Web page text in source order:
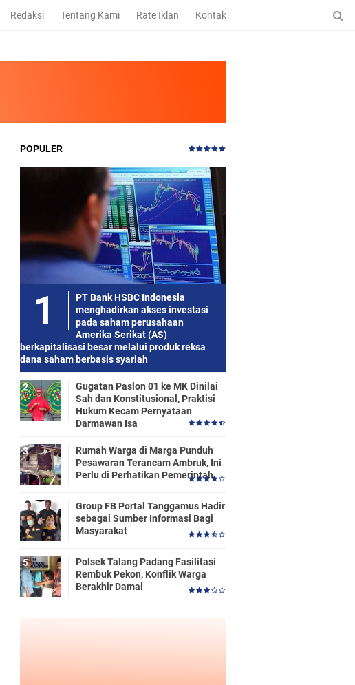
Redaksi Tentang Kami Rate Iklan Kontak
POPULER
PT Bank HSBC Indonesia
menghadirkan akses investasi
pada saham perusahaan
Amerika Serikat (AS)
berkapitalisasi besar melalui produk reksa
dana saham berbasis syariah
Gugatan Paslon 01 ke MK Dinilai
Sah dan Konstitusional, Praktisi
Hukum Kecam Pernyataan
Darmawan Isa
Rumah Warga di Marga Punduh
Pesawaran Terancam Ambruk, Ini
Perlu di Perhatikan Pemerintah
Group FB Portal Tanggamus Hadir
sebagai Sumber Informasi Bagi
Masyarakat
Polsek Talang Padang Fasilitasi
Rembuk Pekon, Konflik Warga
Berakhir Damai